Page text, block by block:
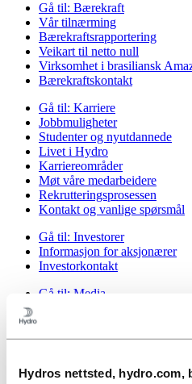
Hydros nettsted, hydro.com,
Gå til: Bærekraft
Vår tilnærming
Bærekraftsrapportering
Veikart til netto null
Virksomhet i brasiliansk
Bærekraftskontakt
Gå til: Karriere
Jobbmuligheter
Studenter og nyutdannede
Livet i Hydro
Karriereområder
Møt våre medarbeidere
Rekrutteringsprosessen
Kontakt og vanlige spørsmål
Gå til: Investorer
Informasjon for aksjonærer
Investorkontakt
Gå til: Media
Kort om Hydro
Bilder og video